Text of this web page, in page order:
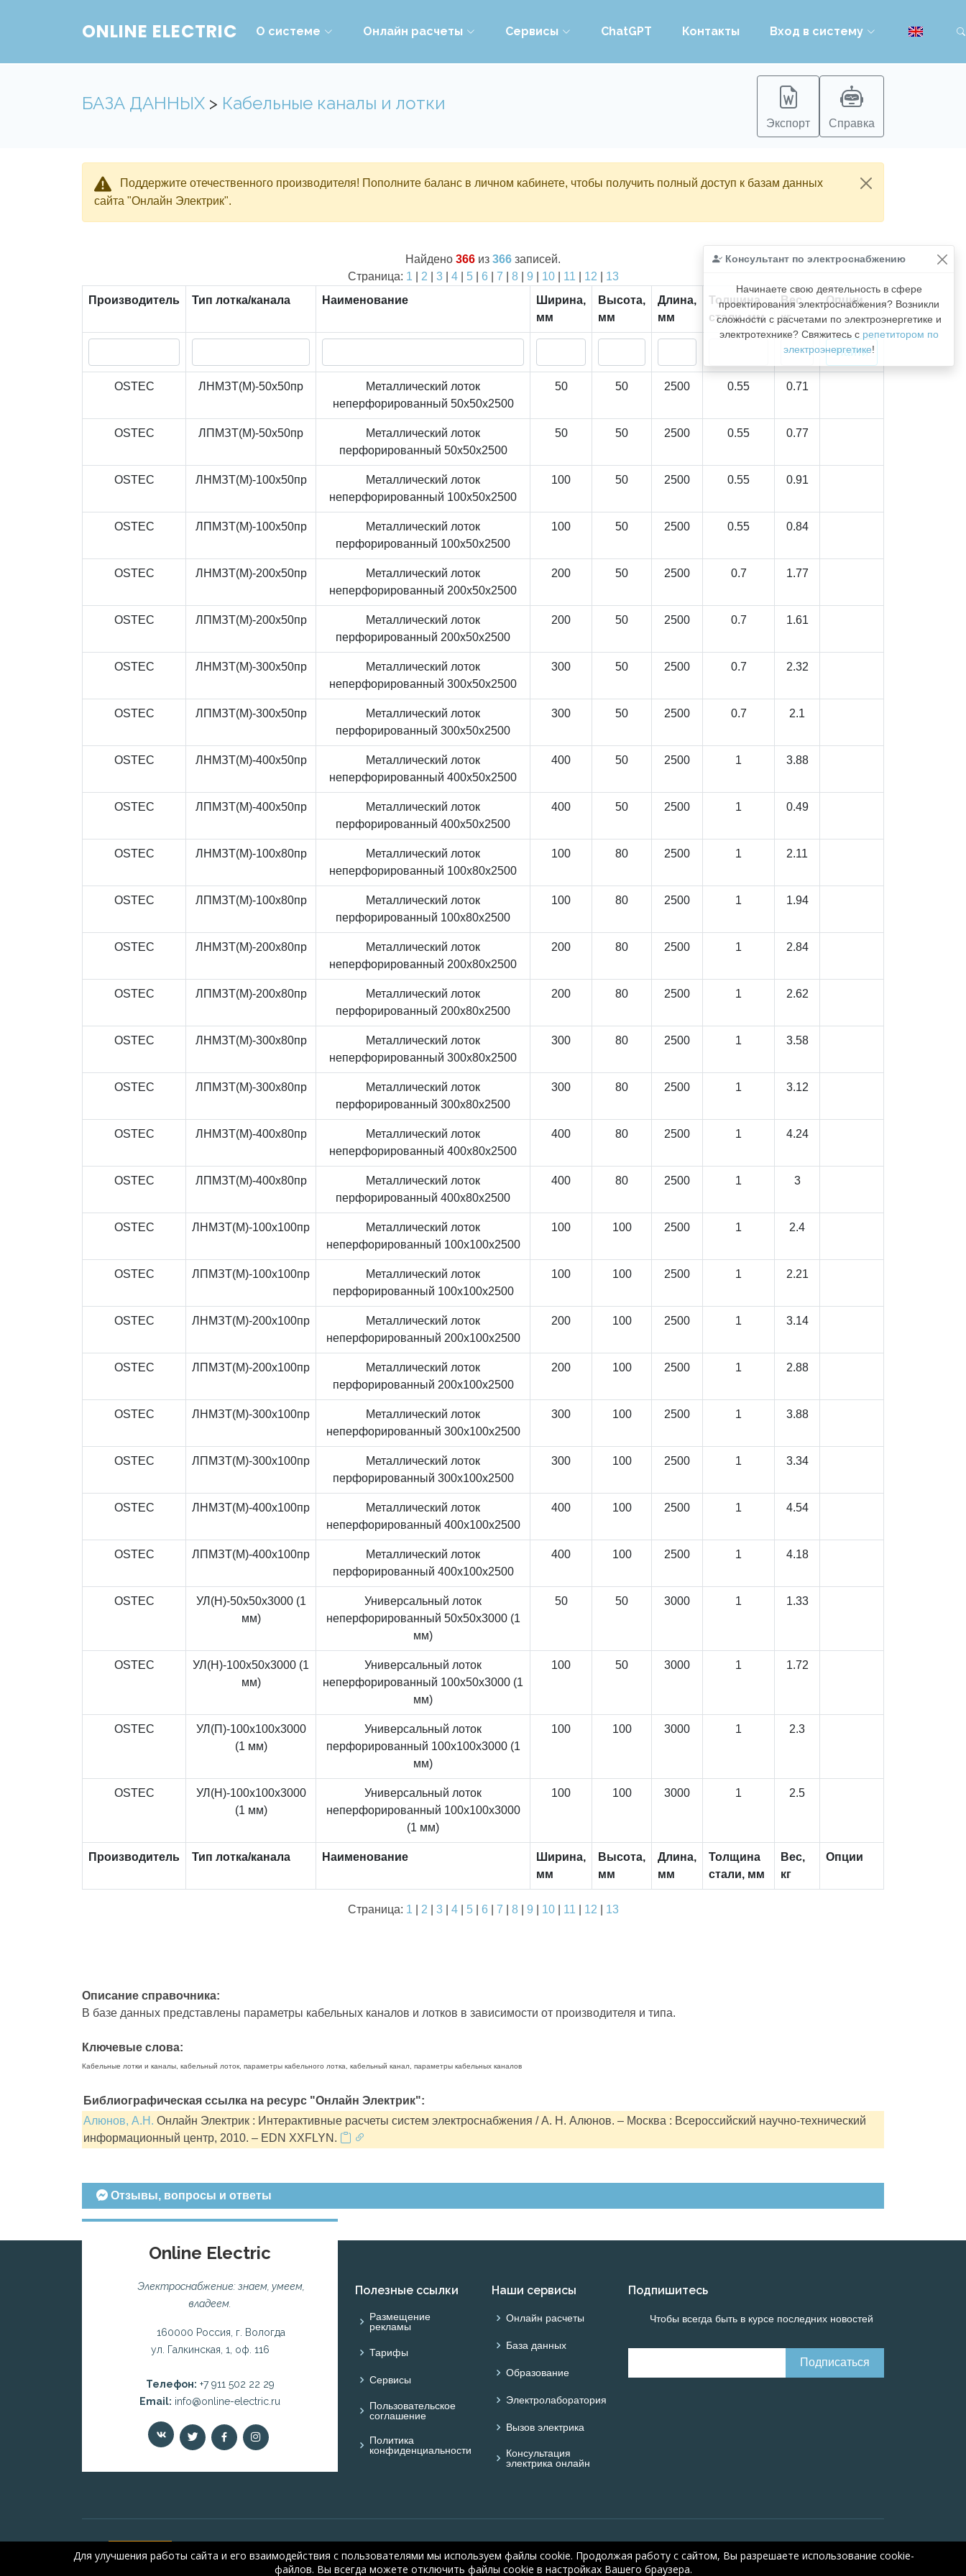
ONLINE ELECTRIC О системе Онлайн расчеты Сервисы ChatGPT Контакты Вход в систему
БАЗА ДАННЫХ > Кабельные каналы и лотки
Экспорт Справка
Поддержите отечественного производителя! Пополните баланс в личном кабинете, чтобы получить полный доступ к базам данных
сайта "Онлайн Электрик".
Консультант по электроснабжению
Начинаете свою деятельность в сфере
проектирования электроснабжения? Возникли
сложности с расчетами по электроэнергетике и
электротехнике? Свяжитесь с репетитором по
электроэнергетике!
Найдено 366 из 366 записей.
Страница: 1 2 3| 4| 5| 6 7 8| 9 10| 11 12
13
Производитель
Тип лотка/канала Наименование
Ширина,
мм
Высота,
мм
Длина,
мм
Толщина
стали, мм
Вес,
кг
Опции
OSTEC ЛНМЗТ(М)-50x50пр
Металлический лоток
неперфорированный 50x50x2500
50 50 2500 0.55 0.71
OSTEC ЛПМЗТ(М)-50x50пр
Металлический лоток
перфорированный 50x50x2500
50 50 2500 0.55 0.77
OSTEC ЛНМЗТ(М)-100x50пр
Металлический лоток
неперфорированный 100x50x2500
100 50 2500 0.55 0.91
OSTEC ЛПМЗТ(М)-100x50пр
Металлический лоток
перфорированный 100x50x2500
100 50 2500 0.55 0.84
OSTEC ЛНМЗТ(М)-200x50пр
Металлический лоток
неперфорированный 200x50x2500
200 50 2500 0.7 1.77
OSTEC ЛПМЗТ(М)-200x50пр
Металлический лоток
перфорированный 200x50x2500
200 50 2500 0.7 1.61
OSTEC ЛНМЗТ(М)-300x50пр
Металлический лоток
неперфорированный 300x50x2500
300 50 2500 0.7 2.32
OSTEC ЛПМЗТ(М)-300x50пр
Металлический лоток
перфорированный 300x50x2500
300 50 2500 0.7 2.1
OSTEC ЛНМЗТ(М)-400x50пр
Металлический лоток
неперфорированный 400x50x2500
400 50 2500 1 3.88
OSTEC ЛПМЗТ(М)-400x50пр
Металлический лоток
перфорированный 400x50x2500
400 50 2500 1 0.49
OSTEC ЛНМЗТ(М)-100x80пр
Металлический лоток
неперфорированный 100x80x2500
100 80 2500 1 2.11
OSTEC ЛПМЗТ(М)-100x80пр
Металлический лоток
перфорированный 100x80x2500
100 80 2500 1 1.94
OSTEC ЛНМЗТ(М)-200x80пр
Металлический лоток
неперфорированный 200x80x2500
200 80 2500 1 2.84
OSTEC ЛПМЗТ(М)-200x80пр
Металлический лоток
перфорированный 200x80x2500
200 80 2500 1 2.62
OSTEC ЛНМЗТ(М)-300x80пр
Металлический лоток
неперфорированный 300x80x2500
300 80 2500 1 3.58
OSTEC ЛПМЗТ(М)-300x80пр
Металлический лоток
перфорированный 300x80x2500
300 80 2500 1 3.12
OSTEC ЛНМЗТ(М)-400x80пр
Металлический лоток
неперфорированный 400x80x2500
400 80 2500 1 4.24
OSTEC ЛПМЗТ(М)-400x80пр
Металлический лоток
перфорированный 400x80x2500
400 80 2500 1 3
OSTEC ЛНМЗТ(М)-100x100пр
Металлический лоток
неперфорированный 100x100x2500
100 100 2500 1 2.4
OSTEC ЛПМЗТ(М)-100x100пр
Металлический лоток
перфорированный 100x100x2500
100 100 2500 1 2.21
OSTEC ЛНМЗТ(М)-200x100пр
Металлический лоток
неперфорированный 200x100x2500
200 100 2500 1 3.14
OSTEC ЛПМЗТ(М)-200x100пр
Металлический лоток
перфорированный 200x100x2500
200 100 2500 1 2.88
OSTEC ЛНМЗТ(М)-300x100пр
Металлический лоток
неперфорированный 300x100x2500
300 100 2500 1 3.88
OSTEC ЛПМЗТ(М)-300x100пр
Металлический лоток
перфорированный 300x100x2500
300 100 2500 1 3.34
OSTEC ЛНМЗТ(М)-400x100пр
Металлический лоток
неперфорированный 400x100x2500
400 100 2500 1 4.54
OSTEC ЛПМЗТ(М)-400x100пр
Металлический лоток
перфорированный 400x100x2500
400 100 2500 1 4.18
OSTEC
УЛ(Н)-50x50x3000 (1
мм)
Универсальный лоток
неперфорированный 50x50x3000 (1
мм)
50 50 3000 1 1.33
OSTEC
УЛ(Н)-100x50x3000 (1
мм)
Универсальный лоток
неперфорированный 100x50x3000 (1
мм)
100 50 3000 1 1.72
OSTEC
УЛ(П)-100x100x3000
(1 мм)
Универсальный лоток
перфорированный 100x100x3000 (1
мм)
100 100 3000 1 2.3
OSTEC
УЛ(Н)-100x100x3000
(1 мм)
Универсальный лоток
неперфорированный 100x100x3000
(1 мм)
100 100 3000 1 2.5
Производитель Тип лотка/канала Наименование
Ширина,
мм
Высота,
мм
Длина,
мм
Толщина
стали, мм
Вес,
кг
Опции
Страница: 1 2 3| 4| 5| 6 7 8| 9 10| 11 12 13
Описание справочника:
В базе данных представлены параметры кабельных каналов и лотков в зависимости от производителя и типа.
Ключевые слова:
Кабельные лотки и каналы, кабельный лоток, параметры кабельного лотка, кабельный канал, параметры кабельных каналов
Библиографическая ссылка на ресурс "Онлайн Электрик":
Алюнов, А.Н. Онлайн Электрик : Интерактивные расчеты систем электроснабжения / А. Н. Алюнов. – Москва : Всероссийский научно-технический
информационный центр, 2010. – EDN XXFLYN.
Отзывы, вопросы и ответы
Online Electric
Электроснабжение: знаем, умеем,
владеем.
160000 Россия, г. Вологда
ул. Галкинская, 1, оф. 116
Телефон: +7 911 502 22 29
Email: info@online-electric.ru
Полезные ссылки
Размещение
рекламы
Тарифы
Сервисы
Пользовательское
соглашение
Политика
конфиденциальности
Наши сервисы
Онлайн расчеты
База данных
Образование
Электролаборатория
Вызов электрика
Консультация
электрика онлайн
Подпишитесь
Чтобы всегда быть в курсе последних новостей
electric.ru, 2008-2026
Для улучшения работы сайта и его взаимодействия с пользователями мы используем файлы cookie. Продолжая работу с сайтом, Вы разрешаете использование cookie-
файлов. Вы всегда можете отключить файлы cookie в настройках Вашего браузера.